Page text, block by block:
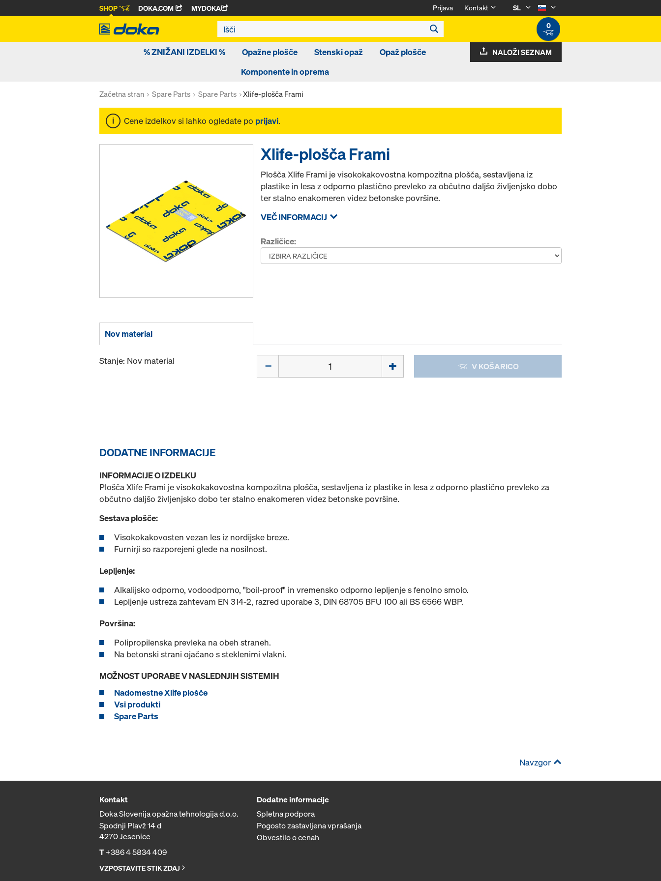
SHOP DOKA.COM MYDOKA Prijava Kontakt
SL
0
% ZNIŽANI IZDELKI % Opažne plošče Stenski opaž
Opaž plošče
Komponente in oprema
NALOŽI SEZNAM
Začetna stran Spare Parts Spare Parts Xlife-plošča Frami
Cene izdelkov si lahko ogledate po prijavi.
Xlife-plošča Frami
Plošča Xlife Frami je visokokakovostna kompozitna plošča, sestavljena iz
plastike in lesa z odporno plastično prevleko za občutno daljšo življenjsko dobo
ter stalno enakomeren videz betonske površine.
VEČ INFORMACIJ
Različice:
Nov material
Stanje: Nov material V KOŠARICO
DODATNE INFORMACIJE
INFORMACIJE O IZDELKU
Plošča Xlife Frami je visokokakovostna kompozitna plošča, sestavljena iz plastike in lesa z odporno plastično prevleko za
občutno daljšo življenjsko dobo ter stalno enakomeren videz betonske površine.
Sestava plošče:
Visokokakovosten vezan les iz nordijske breze.
Furnirji so razporejeni glede na nosilnost.
Lepljenje:
Alkalijsko odporno, vodoodporno, "boil‑proof" in vremensko odporno lepljenje s fenolno smolo.
Lepljenje ustreza zahtevam EN 314‑2, razred uporabe 3, DIN 68705 BFU 100 ali BS 6566 WBP.
Površina:
Polipropilenska prevleka na obeh straneh.
Na betonski strani ojačano s steklenimi vlakni.
MOŽNOST UPORABE V NASLEDNJIH SISTEMIH
Nadomestne Xlife plošče
Vsi produkti
Spare Parts
Navzgor
Kontakt
Doka Slovenija opažna tehnologija d.o.o.
Spodnji Plavž 14 d
4270 Jesenice
T+386 4 5834 409
VZPOSTAVITE STIK ZDAJ
Dodatne informacije
Spletna podpora
Pogosto zastavljena vprašanja
Obvestilo o cenah